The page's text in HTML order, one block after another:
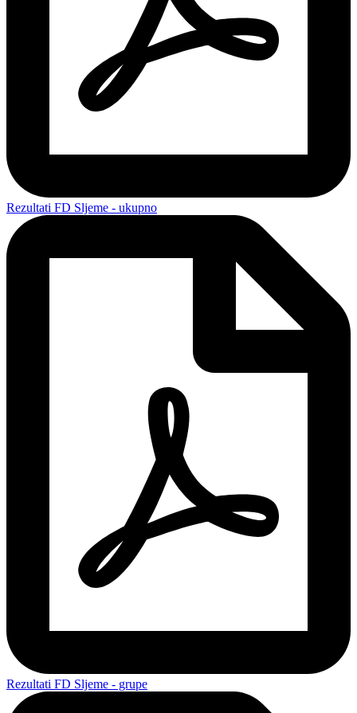
Rezultati FD Sljeme - ukupno
Rezultati FD Sljeme - grupe